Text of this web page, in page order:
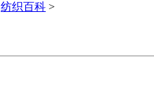
纺织百科 >